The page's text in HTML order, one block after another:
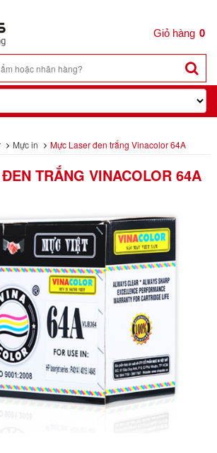
0
Mực in Mực Laser đen trắng Vinacolor 64A
TRẮNG VINACOLOR 64A